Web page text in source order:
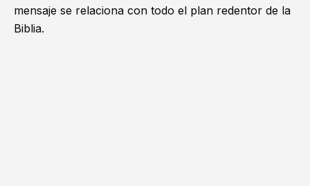
mensaje se relaciona con todo el plan redentor de la
Biblia.